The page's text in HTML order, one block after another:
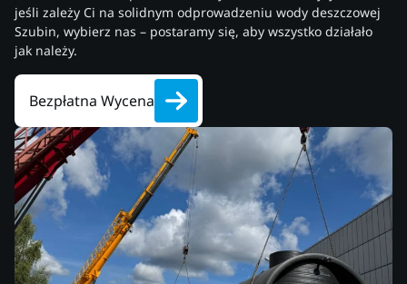
jeśli zależy Ci na solidnym odprowadzeniu wody deszczowej
Szubin, wybierz nas – postaramy się, aby wszystko działało
jak należy.
Bezpłatna Wycena